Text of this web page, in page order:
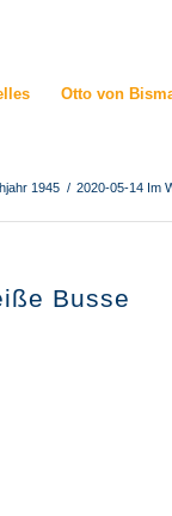
Otto von
1945 / 2020-05-14 Im
Busse